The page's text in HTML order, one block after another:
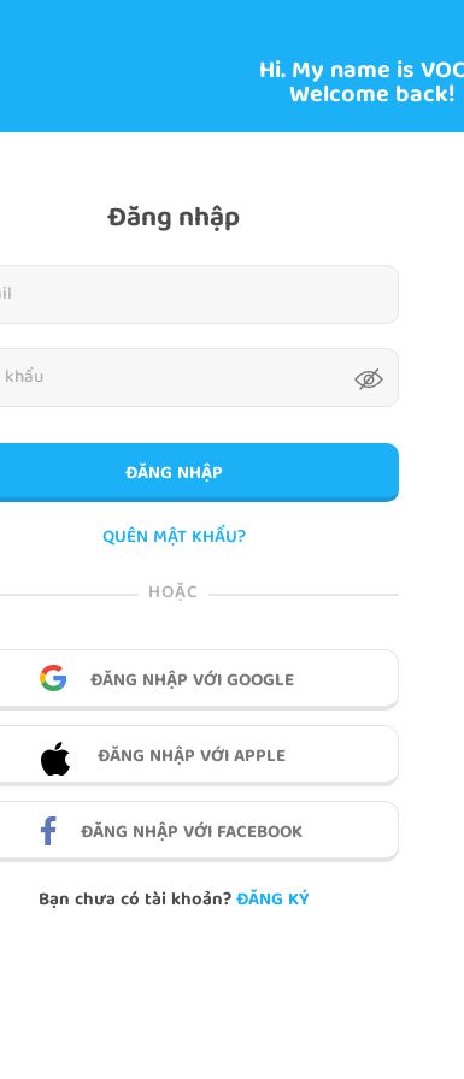
Hi. My name is
Welcome back!
Đăng nhập
ĐĂNG NHẬP
QUÊN MẬT KHẨU?
HOẶC
ĐĂNG NHẬP VỚI GOOGLE
ĐĂNG NHẬP VỚI APPLE
ĐĂNG NHẬP VỚI FACEBOOK
Bạn chưa có tài khoản?ĐĂNG KÝ